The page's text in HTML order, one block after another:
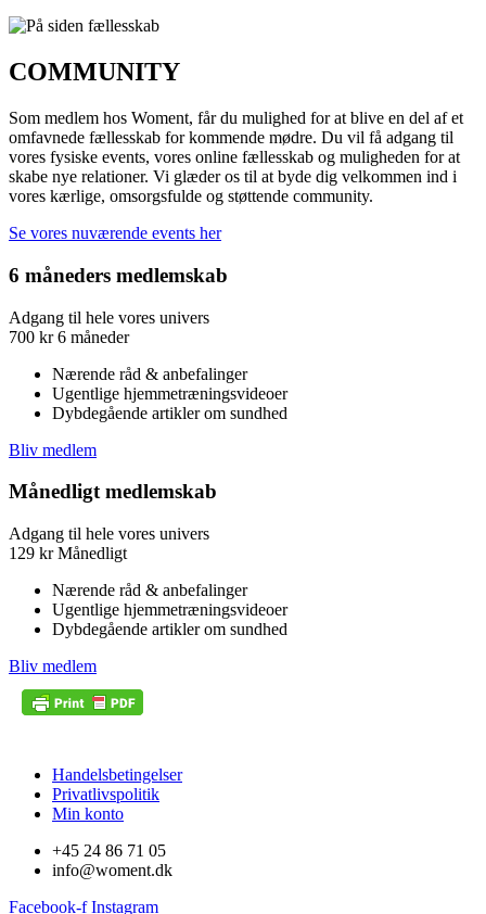
COMMUNITY
Som medlem hos Woment, får du mulighed for at blive en del af et
omfavnede fællesskab for kommende mødre. Du vil få adgang til
vores fysiske events, vores online fællesskab og muligheden for at
skabe nye relationer. Vi glæder os til at byde dig velkommen ind i
vores kærlige, omsorgsfulde og støttende community.
Se vores nuværende events her
6 måneders medlemskab
Adgang til hele vores univers
700 kr 6 måneder
Nærende råd & anbefalinger
Ugentlige hjemmetræningsvideoer
Dybdegående artikler om sundhed
Bliv medlem
Månedligt medlemskab
Adgang til hele vores univers
129 kr Månedligt
Nærende råd & anbefalinger
Ugentlige hjemmetræningsvideoer
Dybdegående artikler om sundhed
Bliv medlem
Handelsbetingelser
Privatlivspolitik
Min konto
+45 24 86 71 05
info@woment.dk
Facebook-f Instagram